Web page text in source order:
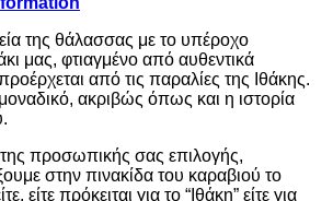
της θάλασσας με το υπέροχο
μας, φτιαγμένο από αυθεντικά
από τις παραλίες της Ιθάκης.
ακριβώς όπως και η ιστορία
της προσωπικής σας επιλογής,
στην πινακίδα του καραβιού το
είτε πρόκειται για το “Ιθάκη” είτε για